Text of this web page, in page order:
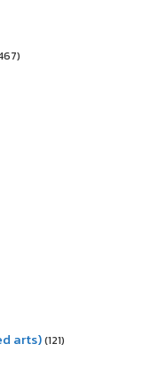
arts)(121)